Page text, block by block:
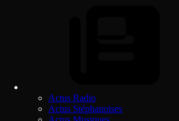
Actus Radio
Actus Stéphanoises